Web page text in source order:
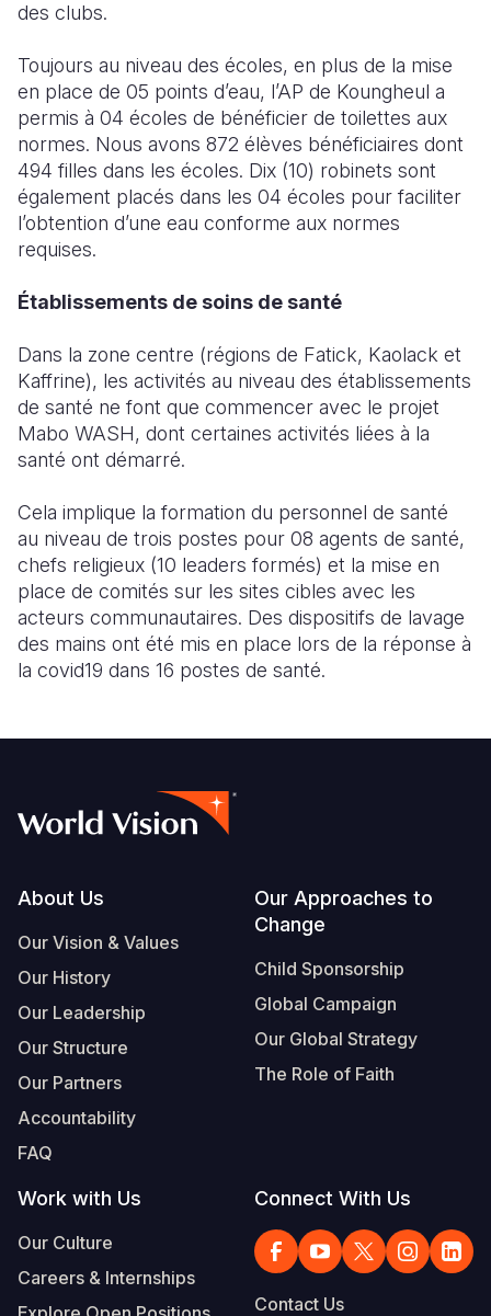
des clubs.
Toujours au niveau des écoles, en plus de la mise
en place de 05 points d’eau, l’AP de Koungheul a
permis à 04 écoles de bénéficier de toilettes aux
normes. Nous avons 872 élèves bénéficiaires dont
494 filles dans les écoles. Dix (10) robinets sont
également placés dans les 04 écoles pour faciliter
l’obtention d’une eau conforme aux normes
requises.
Établissements de soins de santé
Dans la zone centre (régions de Fatick, Kaolack et
Kaffrine), les activités au niveau des établissements
de santé ne font que commencer avec le projet
Mabo WASH, dont certaines activités liées à la
santé ont démarré.
Cela implique la formation du personnel de santé
au niveau de trois postes pour 08 agents de santé,
chefs religieux (10 leaders formés) et la mise en
place de comités sur les sites cibles avec les
acteurs communautaires. Des dispositifs de lavage
des mains ont été mis en place lors de la réponse à
la covid19 dans 16 postes de santé.
Footer
About Us
Our Vision & Values
Our History
Our Leadership
Our Structure
Our Partners
Accountability
FAQ
Our Approaches to
Change
Child Sponsorship
Global Campaign
Our Global Strategy
The Role of Faith
Work with Us
Our Culture
Careers & Internships
Connect With Us
Contact Us